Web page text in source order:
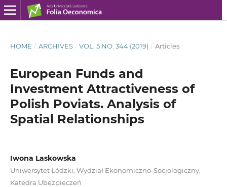
HOME / ARCHIVES / VOL. 5 NO. 344 (2019) / Articles
European Funds and
Investment Attractiveness of
Polish Poviats. Analysis of
Spatial Relationships
Iwona Laskowska
Uniwersytet Łódzki, Wydział Ekonomiczno-Socjologiczny,
Katedra Ubezpieczeń